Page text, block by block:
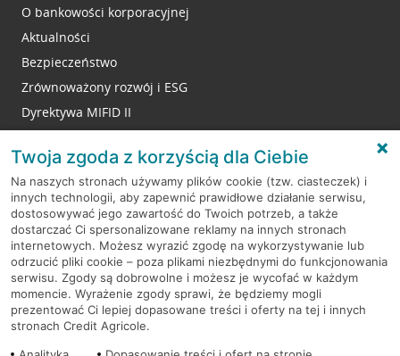
O bankowości korporacyjnej
Aktualności
Bezpieczeństwo
Zrównoważony rozwój i ESG
Dyrektywa MIFID II
RODO
Regulamin serwisu
Mapa serwisu
PolitykaCookies
Twoja zgoda z korzyścią dla Ciebie
Na naszych stronach używamy plików cookie (tzw. ciasteczek) i
innych technologii, aby zapewnić prawidłowe działanie serwisu,
dostosowywać jego zawartość do Twoich potrzeb, a także
dostarczać Ci spersonalizowane reklamy na innych stronach
internetowych. Możesz wyrazić zgodę na wykorzystywanie lub
odrzucić pliki cookie – poza plikami niezbędnymi do funkcjonowania
serwisu. Zgody są dobrowolne i możesz je wycofać w każdym
momencie. Wyrażenie zgody sprawi, że będziemy mogli
prezentować Ci lepiej dopasowane treści i oferty na tej i innych
stronach Credit Agricole.